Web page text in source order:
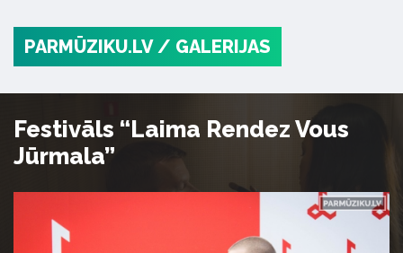
PARMŪZIKU.LV / GALERIJAS
Festivāls “Laima Rendez Vous
Jūrmala”